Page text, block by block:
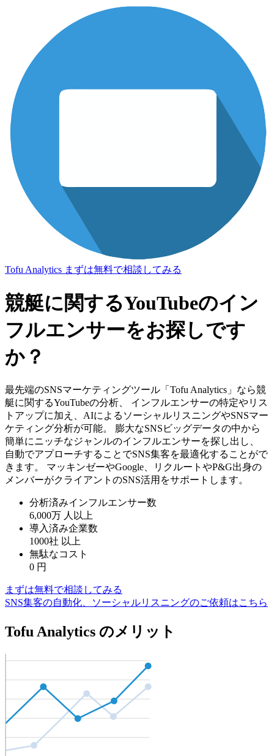
Tofu Analytics まずは無料で相談してみる
競艇に関するYouTubeのイン
フルエンサーをお探しです
か？
最先端のSNSマーケティングツール「Tofu Analytics」なら競
艇に関するYouTubeの分析、 インフルエンサーの特定やリス
トアップに加え、AIによるソーシャルリスニングやSNSマー
ケティング分析が可能。 膨大なSNSビッグデータの中から
簡単にニッチなジャンルのインフルエンサーを探し出し、
自動でアプローチすることでSNS集客を最適化することがで
きます。 マッキンゼーやGoogle、リクルートやP&G出身の
メンバーがクライアントのSNS活用をサポートします。
分析済みインフルエンサー数
6,000万 人以上
導入済み企業数
1000社 以上
無駄なコスト
0 円
まずは無料で相談してみる
SNS集客の自動化、ソーシャルリスニングのご依頼はこちら
Tofu Analytics のメリット